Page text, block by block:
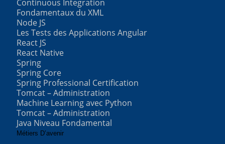
Continuous Integration
Fondamentaux du XML
Node JS
Les Tests des Applications Angular
React JS
React Native
Spring
Spring Core
Spring Professional Certification
Tomcat – Administration
Machine Learning avec Python
Tomcat – Administration
Java Niveau Fondamental
Métiers D’avenir